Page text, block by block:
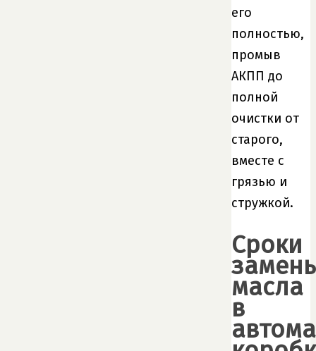
его
полностью,
промыв
АКПП до
полной
очистки от
старого,
вместе с
грязью и
стружкой.
Сроки
масла
в